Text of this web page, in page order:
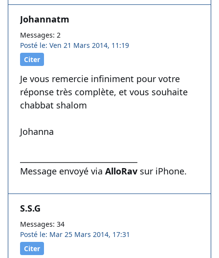
Johannatm
Messages: 2
Posté le: Ven 21 Mars 2014, 11:19
Citer
Je vous remercie infiniment pour votre
réponse très complète, et vous souhaite
chabbat shalom
Johanna
Message envoyé via AlloRav sur iPhone.
S.S.G
Messages: 34
Posté le: Mar 25 Mars 2014, 17:31
Citer